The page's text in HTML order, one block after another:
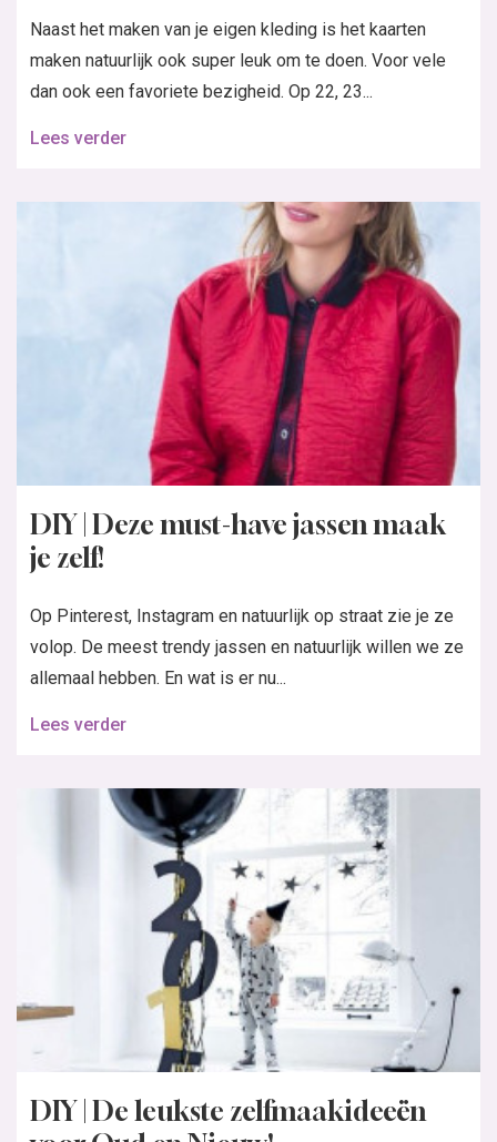
Naast het maken van je eigen kleding is het kaarten
maken natuurlijk ook super leuk om te doen. Voor vele
dan ook een favoriete bezigheid. Op 22, 23...
Lees verder
DIY | Deze must-have jassen maak
je zelf!
Op Pinterest, Instagram en natuurlijk op straat zie je ze
volop. De meest trendy jassen en natuurlijk willen we ze
allemaal hebben. En wat is er nu...
Lees verder
DIY | De leukste zelfmaakideeën